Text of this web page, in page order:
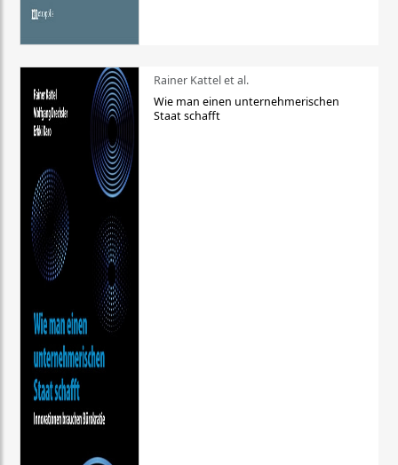
Rainer Kattel et al.
Wie man einen unternehmerischen
Staat schafft